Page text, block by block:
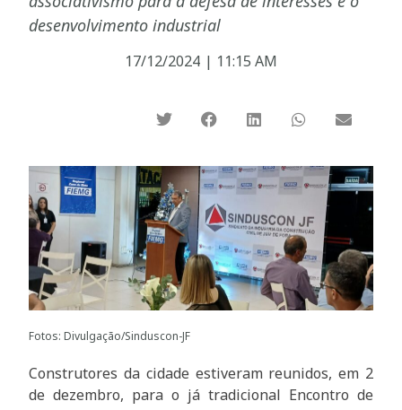
desenvolvimento industrial
17/12/2024 | 11:15 AM
Fotos: Divulgação/Sinduscon-JF
Construtores da cidade estiveram reunidos, em 2
de dezembro, para o já tradicional Encontro de